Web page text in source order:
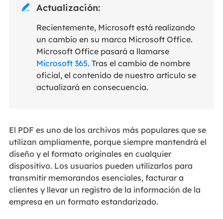
 Actualización:
Recientemente, Microsoft está realizando
un cambio en su marca Microsoft Office.
Microsoft Office pasará a llamarse
Microsoft 365. Tras el cambio de nombre
oficial, el contenido de nuestro artículo se
actualizará en consecuencia.
El PDF es uno de los archivos más populares que se
utilizan ampliamente, porque siempre mantendrá el
diseño y el formato originales en cualquier
dispositivo. Los usuarios pueden utilizarlos para
transmitir memorandos esenciales, facturar a
clientes y llevar un registro de la información de la
empresa en un formato estandarizado.